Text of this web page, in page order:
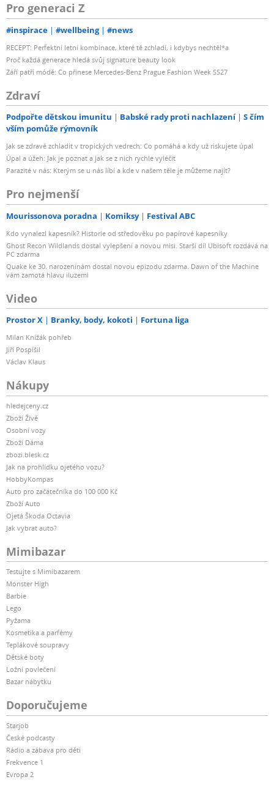
Pro generaci Z
#inspirace #wellbeing #news
RECEPT: Perfektní letní kombinace, které tě zchladí, i kdybys nechtěl*a
Proč každá generace hledá svůj signature beauty look
Září patří módě: Co přinese Mercedes-Benz Prague Fashion Week SS27
Zdraví
Podpořte dětskou imunitu Babské rady proti nachlazení
S čím
vším pomůže rýmovník
Jak se zdravě zchladit v tropických vedrech: Co pomáhá a kdy už riskujete úpal
Úpal a úžeh: Jak je poznat a jak se z nich rychle vyléčit
Parazité v nás: Kterým se u nás líbí a kde v našem těle je můžeme najít?
Pro nejmenší
Mourissonova poradna Komiksy Festival ABC
Kdo vynalezl kapesník? Historie od středověku po papírové kapesníky
Ghost Recon Wildlands dostal vylepšení a novou misi. Starší díl Ubisoft rozdává na
PC zdarma
Quake ke 30. narozeninám dostal novou epizodu zdarma. Dawn of the Machine
vám zamotá hlavu iluzemi
Video
Prostor X Branky, body, kokoti Fortuna liga
Milan Knížák pohřeb
Jiří Pospíšil
Václav Klaus
Nákupy
hledejceny.cz
Zboží Živě
Osobní vozy
Zboží Dáma
zbozi.blesk.cz
Jak na prohlídku ojetého vozu?
HobbyKompas
Auto pro začátečníka do 100 000 Kč
Zboží Auto
Ojetá Škoda Octavia
Jak vybrat auto?
Mimibazar
Testujte s Mimibazarem
Monster High
Barbie
Lego
Pyžama
Kosmetika a parfémy
Teplákové soupravy
Dětské boty
Ložní povlečení
Bazar nábytku
Doporučujeme
Starjob
České podcasty
Rádio a zábava pro děti
Frekvence 1
Evropa 2